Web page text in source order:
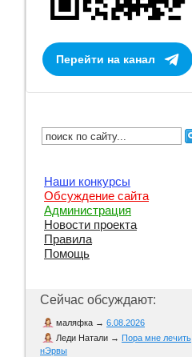
Перейти на канал
Наши конкурсы
Обсуждение сайта
Администрация
Новости проекта
Правила
Помощь
Сейчас обсуждают:
маляфка → 6.08.2026
Леди Натали → Пора мне лечить
нЭрвы